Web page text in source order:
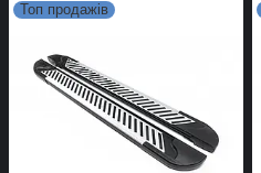
Топ продажів